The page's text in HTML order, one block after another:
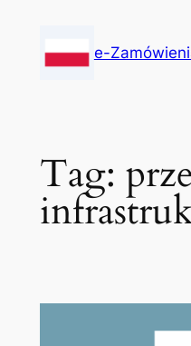
content
e-
Tag: